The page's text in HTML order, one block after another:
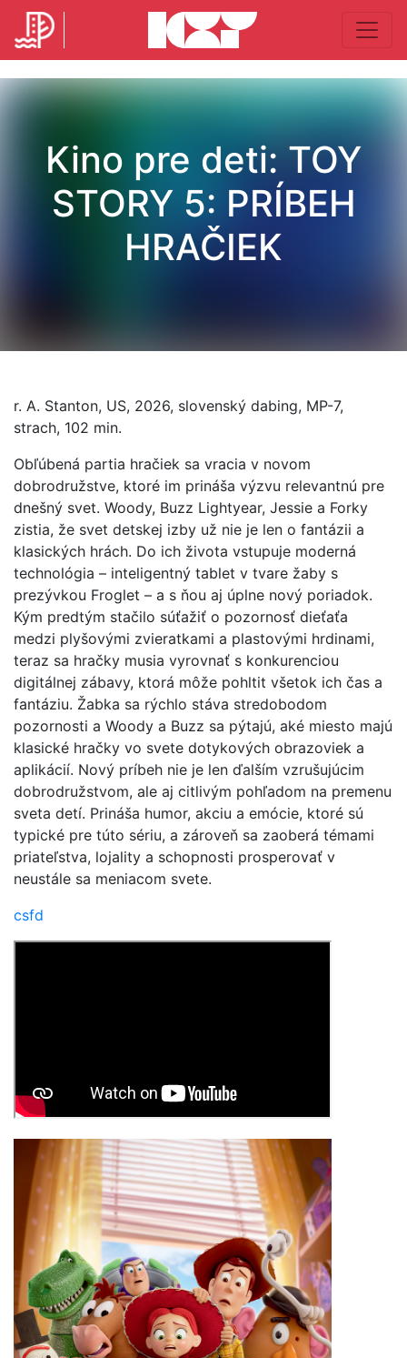
Kino pre deti: TOY
STORY 5: PRÍBEH
HRAČIEK
r. A. Stanton, US, 2026, slovenský dabing, MP-7,
strach, 102 min.
Obľúbená partia hračiek sa vracia v novom
dobrodružstve, ktoré im prináša výzvu relevantnú pre
dnešný svet. Woody, Buzz Lightyear, Jessie a Forky
zistia, že svet detskej izby už nie je len o fantázii a
klasických hrách. Do ich života vstupuje moderná
technológia – inteligentný tablet v tvare žaby s
prezývkou Froglet – a s ňou aj úplne nový poriadok.
Kým predtým stačilo súťažiť o pozornosť dieťaťa
medzi plyšovými zvieratkami a plastovými hrdinami,
teraz sa hračky musia vyrovnať s konkurenciou
digitálnej zábavy, ktorá môže pohltit všetok ich čas a
fantáziu. Žabka sa rýchlo stáva stredobodom
pozornosti a Woody a Buzz sa pýtajú, aké miesto majú
klasické hračky vo svete dotykových obrazoviek a
aplikácií. Nový príbeh nie je len ďalším vzrušujúcim
dobrodružstvom, ale aj citlivým pohľadom na premenu
sveta detí. Prináša humor, akciu a emócie, ktoré sú
typické pre túto sériu, a zároveň sa zaoberá témami
priateľstva, lojality a schopnosti prosperovať v
neustále sa meniacom svete.
csfd